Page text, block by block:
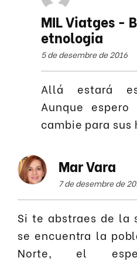
MIL Viatges -
etnologia
5 de desembre de 2016
Allá estará
Aunque
cambie para
Mar Vara
7 de desembre de
Si te abstraes de la
se encuentra la
Norte, el